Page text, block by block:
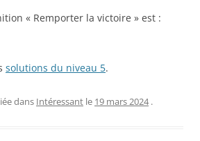
« Remporter la victoire » est :
solutions du niveau 5.
dans Intéressant le 19 mars 2024 .